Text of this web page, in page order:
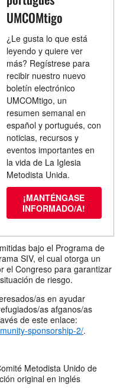
UMCOMtigo
¿Le gusta lo que está
leyendo y quiere ver
más? Regístrese para
recibir nuestro nuevo
boletín electrónico
UMCOMtigo, un
resumen semanal en
español y portugués, con
noticias, recursos y
eventos importantes en
la vida de La Iglesia
Metodista Unida.
¡MANTÉNGASE
INFORMADO/A!
bajo el Programa de
SIV, el cual otorga un
el Congreso para garantizar
de riesgo.
as en ayudar
as afganos/as
de este enlace:
sponsorship-2/.
Metodista Unido de
original en inglés